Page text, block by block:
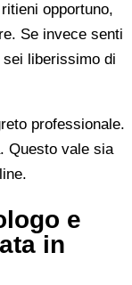
opportuno,
Se invece senti
liberissimo di
professionale.
Questo vale sia
e
in